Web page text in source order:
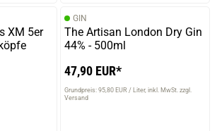
XM 5er
GIN
The Artisan London Dry Gin
44% - 500ml
47,90 EUR*
Grundpreis: 95,80 EUR / Liter inkl. MwSt. zzgl.
Versand